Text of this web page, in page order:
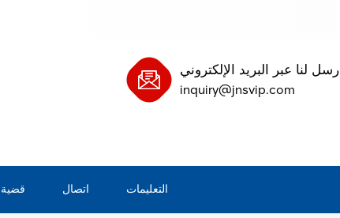
ارسل لنا عبر البريد الإلكتروني
inquiry@jnsvip.com
قضية اتصال التعليمات